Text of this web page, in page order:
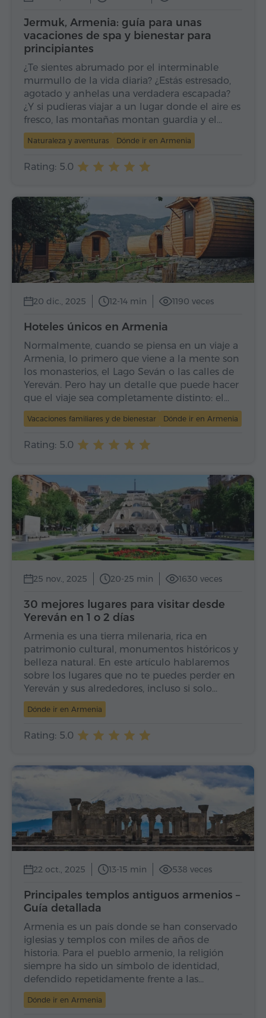
Jermuk, Armenia: guía para unas
vacaciones de spa y bienestar para
principiantes
¿Te sientes abrumado por el interminable
murmullo de la vida diaria? ¿Estás estresado,
agotado y anhelas una verdadera escapada?
¿Y si pudieras viajar a un lugar donde el aire es
fresco, las montañas montan guardia y el…
Naturaleza y aventuras Dónde ir en Armenia
Rating: 5.0
20 dic., 2025 12-14 min 1190 veces
Hoteles únicos en Armenia
Normalmente, cuando se piensa en un viaje a
Armenia, lo primero que viene a la mente son
los monasterios, el Lago Seván o las calles de
Yereván. Pero hay un detalle que puede hacer
que el viaje sea completamente distinto: el…
Vacaciones familiares y de bienestar Dónde ir en Armenia
Rating: 5.0
25 nov., 2025 20-25 min 1630 veces
30 mejores lugares para visitar desde
Yereván en 1 o 2 días
Armenia es una tierra milenaria, rica en
patrimonio cultural, monumentos históricos y
belleza natural. En este artículo hablaremos
sobre los lugares que no te puedes perder en
Yereván y sus alrededores, incluso si solo…
Dónde ir en Armenia
Rating: 5.0
22 oct., 2025 13-15 min 538 veces
Principales templos antiguos armenios –
Guía detallada
Armenia es un país donde se han conservado
iglesias y templos con miles de años de
historia. Para el pueblo armenio, la religión
siempre ha sido un símbolo de identidad,
defendido repetidamente frente a las…
Dónde ir en Armenia